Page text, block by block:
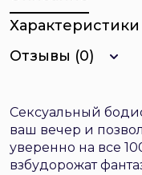
Характеристики
Отзывы (0)
Сексуальный
ваш вечер и
уверенно на все
взбудорожат